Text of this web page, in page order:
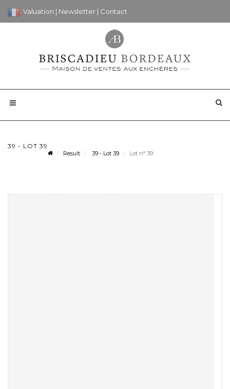
Valuation | Newsletter | Contact
39 - LOT 39
Result 39 - Lot 39 Lot n° 39